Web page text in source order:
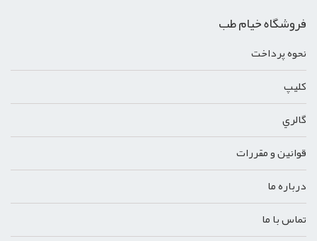
فروشگاه خیام طب
نحوه پرداخت
کليپ
گالري
قوانين و مقررات
درباره ما
تماس با ما